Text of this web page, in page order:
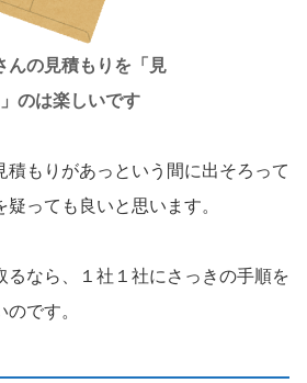
んの見積もりを「見
のは楽しいです
積もりがあっという間に出そろって
っても良いと思います。
るなら、１社１社にさっきの手順を
です。